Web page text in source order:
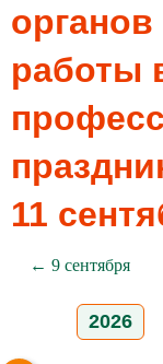
работы
11
← 9 сентября
2026